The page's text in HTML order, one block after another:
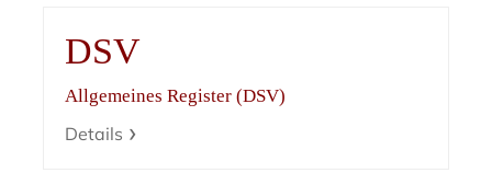
DSV
Allgemeines Register (DSV)
Details